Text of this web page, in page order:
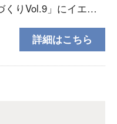
りVol.9」にイエリ
も書店でチェックして
に渡りイエリの
詳細はこちら